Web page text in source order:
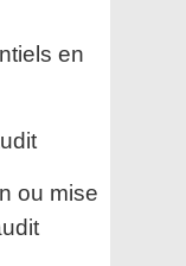
en
ou mise